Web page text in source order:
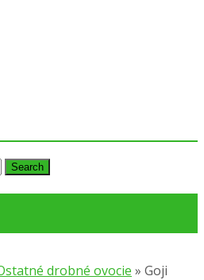
drobné ovocie » Goji